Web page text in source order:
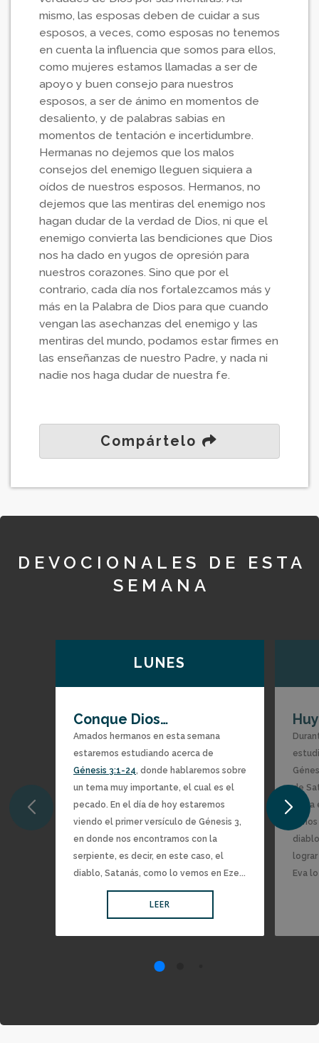
mismo, las esposas deben de cuidar a sus
esposos, a veces, como esposas no tenemos
en cuenta la influencia que somos para ellos,
como mujeres estamos llamadas a ser de
apoyo y buen consejo para nuestros
esposos, a ser de ánimo en momentos de
desaliento, y de palabras sabias en
momentos de tentación e incertidumbre.
Hermanas no dejemos que los malos
consejos del enemigo lleguen siquiera a
oídos de nuestros esposos. Hermanos, no
dejemos que las mentiras del enemigo nos
hagan dudar de la verdad de Dios, ni que el
enemigo convierta las bendiciones que Dios
nos ha dado en yugos de opresión para
nuestros corazones. Sino que por el
contrario, cada día nos fortalezcamos más y
más en la Palabra de Dios para que cuando
vengan las asechanzas del enemigo y las
mentiras del mundo, podamos estar firmes en
las enseñanzas de nuestro Padre, y nada ni
nadie nos haga dudar de nuestra fe.
Compártelo
DEVOCIONALES DE ESTA
SEMANA
LUNES
Conque Dios…
Amados hermanos en esta semana
estaremos estudiando acerca de
Génesis 3:1-24, donde hablaremos sobre
un tema muy importante, el cual es el
pecado. En el día de hoy estaremos
viendo el primer versículo de Génesis 3,
en donde nos encontramos con la
serpiente, es decir, en este caso, el
diablo, Satanás, como lo vemos en Eze...
LEER
de
a
Eva lo